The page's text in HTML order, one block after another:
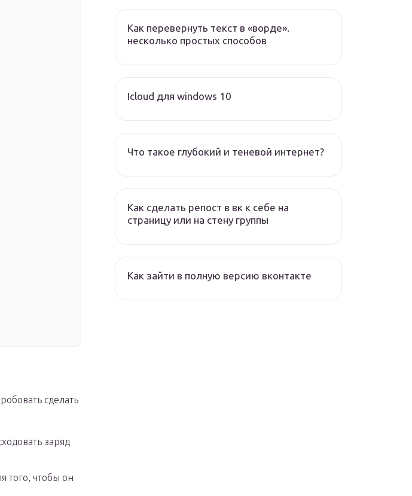
сделать
заряд
того, чтобы он
Как перевернуть текст в «ворде».
несколько простых способов
Icloud для windows 10
Что такое глубокий и теневой интернет?
Как сделать репост в вк к себе на
страницу или на стену группы
Как зайти в полную версию вконтакте